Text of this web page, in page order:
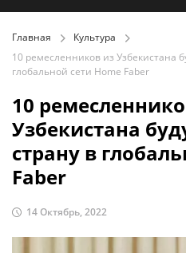
Главная
Культура
10 ремесленников из Узбекистана
глобальной сети Home Faber
10
Узбекистана
страну в
Faber
14 Октябрь, 2022